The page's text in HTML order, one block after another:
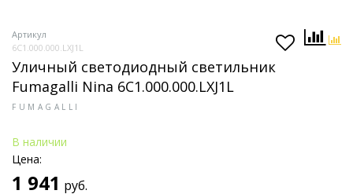
Артикул
6C1.000.000.LXJ1L
Уличный светодиодный светильник
Fumagalli Nina 6C1.000.000.LXJ1L
FUMAGALLI
В наличии
Цена:
1 941 руб.